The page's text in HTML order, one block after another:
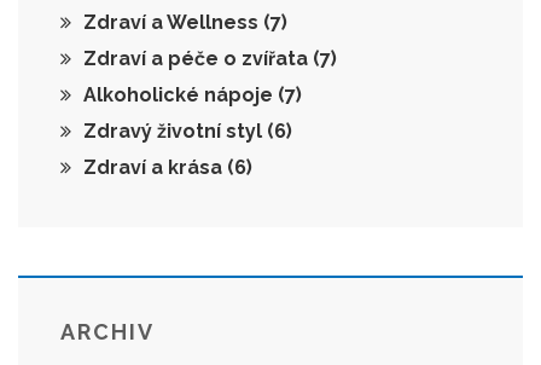
Zdraví a Wellness (7)
Zdraví a péče o zvířata (7)
Alkoholické nápoje (7)
Zdravý životní styl (6)
Zdraví a krása (6)
ARCHIV